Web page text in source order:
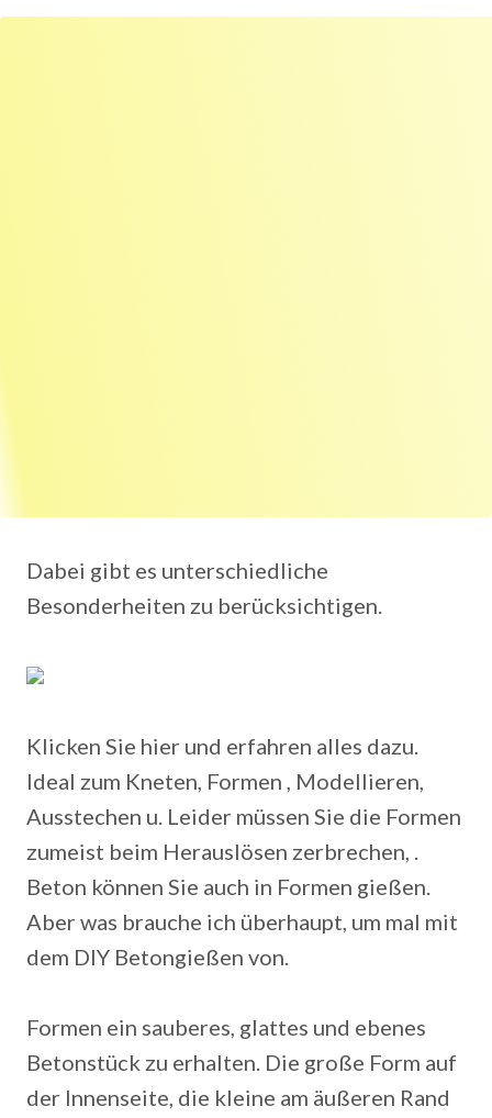
Dabei gibt es unterschiedliche
Besonderheiten zu berücksichtigen.
Klicken Sie hier und erfahren alles dazu.
Ideal zum Kneten, Formen , Modellieren,
Ausstechen u. Leider müssen Sie die Formen
zumeist beim Herauslösen zerbrechen, .
Beton können Sie auch in Formen gießen.
Aber was brauche ich überhaupt, um mal mit
dem DIY Betongießen von.
Formen ein sauberes, glattes und ebenes
Betonstück zu erhalten. Die große Form auf
der Innenseite, die kleine am äußeren Rand